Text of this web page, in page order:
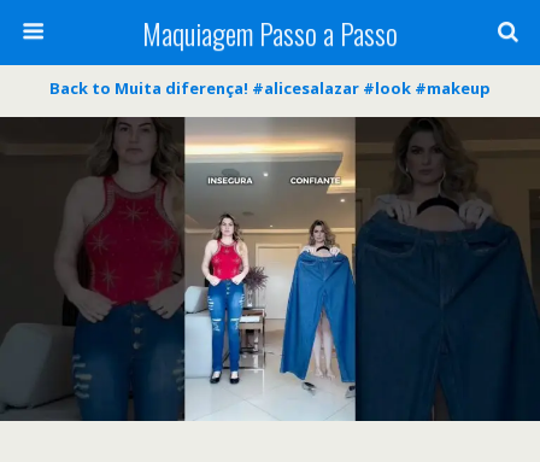
Maquiagem Passo a Passo
Back to Muita diferença! #alicesalazar #look #makeup